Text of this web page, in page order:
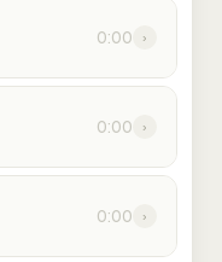
0:00 ›
0:00 ›
0:00 ›